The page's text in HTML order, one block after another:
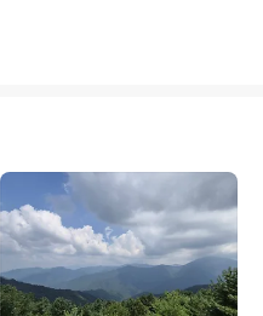
망의 발걸
요. 교회와
학부모, 교
동센터 5곳
5(교사), ~